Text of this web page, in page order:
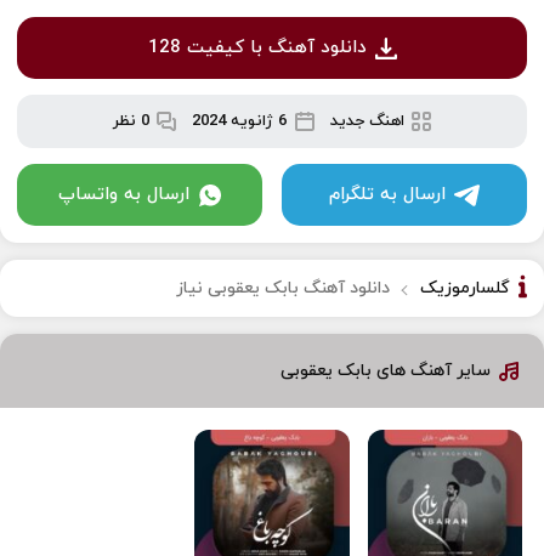
دانلود آهنگ با کیفیت 128
اهنگ جدید 6 ژانویه 2024 0 نظر
ارسال به تلگرام ارسال به واتساپ
گلسارموزیک دانلود آهنگ بابک یعقوبی نیاز
سایر آهنگ های بابک یعقوبی